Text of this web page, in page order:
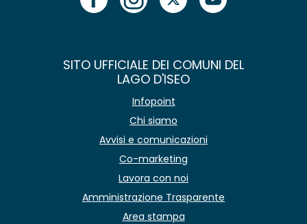
SITO UFFICIALE DEI COMUNI DEL
LAGO D'ISEO
Infopoint
Chi siamo
Avvisi e comunicazioni
Co-marketing
Lavora con noi
Amministrazione Trasparente
Area stampa